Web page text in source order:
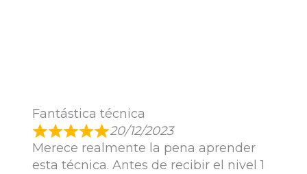
Fantástica técnica
20/12/2023
Merece realmente la pena aprender
esta técnica. Antes de recibir el nivel 1